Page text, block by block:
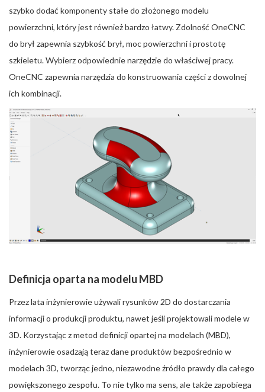
szybko dodać komponenty stałe do złożonego modelu
powierzchni, który jest również bardzo łatwy. Zdolność OneCNC
do brył zapewnia szybkość brył, moc powierzchni i prostotę
szkieletu. Wybierz odpowiednie narzędzie do właściwej pracy.
OneCNC zapewnia narzędzia do konstruowania części z dowolnej
ich kombinacji.
Definicja oparta na modelu MBD
Przez lata inżynierowie używali rysunków 2D do dostarczania
informacji o produkcji produktu, nawet jeśli projektowali modele w
3D. Korzystając z metod definicji opartej na modelach (MBD),
inżynierowie osadzają teraz dane produktów bezpośrednio w
modelach 3D, tworząc jedno, niezawodne źródło prawdy dla całego
powiększonego zespołu. To nie tylko ma sens, ale także zapobiega